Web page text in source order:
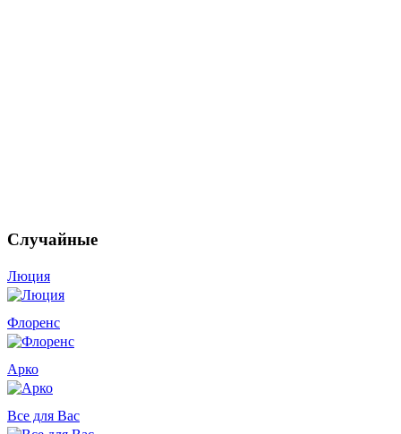
Случайные
Люция
Флоренс
Арко
Все для Вас